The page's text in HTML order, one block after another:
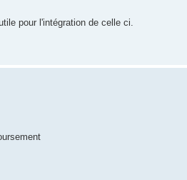
pour l'intégration de celle ci.